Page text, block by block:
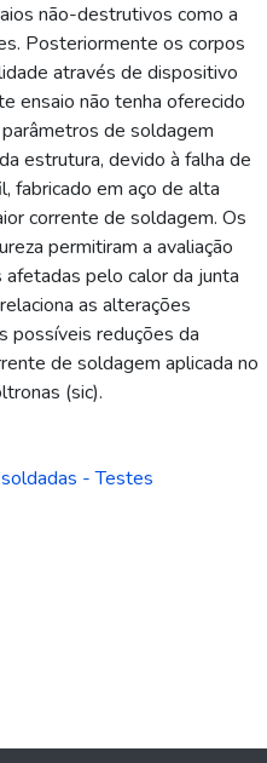
não-destrutivos como a
Posteriormente os corpos
através de dispositivo
ensaio não tenha oferecido
de soldagem
estrutura, devido à falha de
fabricado em aço de alta
corrente de soldagem. Os
permitiram a avaliação
pelo calor da junta
as alterações
possíveis reduções da
de soldagem aplicada no
(sic).
- Testes